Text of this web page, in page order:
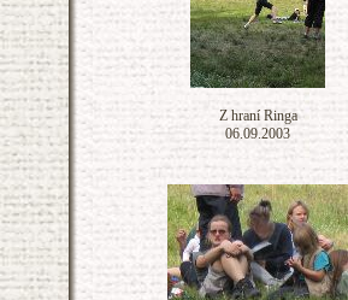
Z hraní Ringa
06.09.2003